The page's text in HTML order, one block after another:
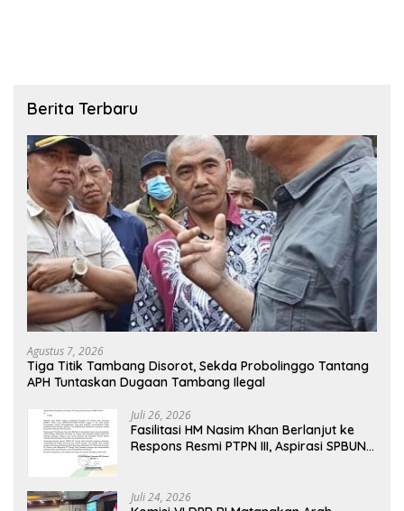
Berita Terbaru
Agustus 7, 2026
Tiga Titik Tambang Disorot, Sekda Probolinggo Tantang
APH Tuntaskan Dugaan Tambang Ilegal
Juli 26, 2026
Fasilitasi HM Nasim Khan Berlanjut ke
Respons Resmi PTPN III, Aspirasi SPBUN
Juli 24, 2026